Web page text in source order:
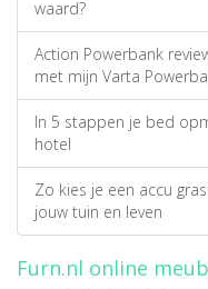
waard?
Action Powerbank
met mijn Varta
In 5 stappen je bed
hotel
Zo kies je een accu
jouw tuin en leven
Furn.nl online